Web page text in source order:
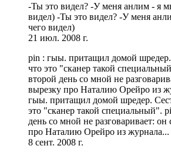
-Ты это видел? -У меня анлим - я
видел) -Ты это видел? -У меня
чего видел)
21 июл. 2008 г.
pin : гыы. притащил домой шредер.
что это "сканер такой
второй день со мной не
вырезку про Наталию Орейро из
гыы. притащил домой шредер.
это "сканер такой специальный".
день со мной не разговаривает:
про Наталию Орейро из журнала...
8 сент. 2008 г.